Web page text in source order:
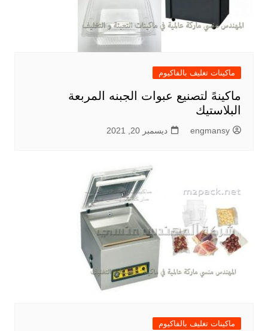
ماكينات تغليف بالفاكيوم
ماكينهً لتصنيع عبوات الجبنه المربعة
البلاستيك
engmansy ديسمبر 20, 2021
ماكينات تغليف بالفاكيوم